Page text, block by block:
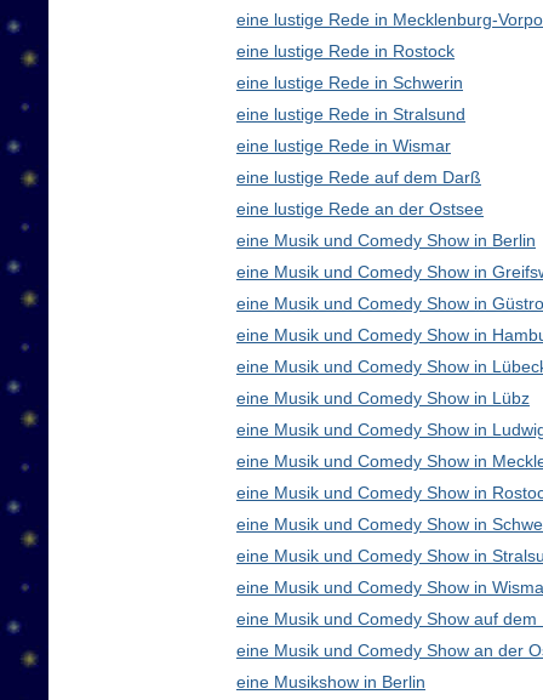
eine lustige Rede in Mecklenburg-
eine lustige Rede in Rostock
eine lustige Rede in Schwerin
eine lustige Rede in Stralsund
eine lustige Rede in Wismar
eine lustige Rede auf dem Darß
eine lustige Rede an der Ostsee
eine Musik und Comedy Show in Berlin
eine Musik und Comedy Show in
eine Musik und Comedy Show in
eine Musik und Comedy Show in
eine Musik und Comedy Show in
eine Musik und Comedy Show in Lübz
eine Musik und Comedy Show in
eine Musik und Comedy Show in
eine Musik und Comedy Show in
eine Musik und Comedy Show in
eine Musik und Comedy Show in
eine Musik und Comedy Show in
eine Musik und Comedy Show auf dem
eine Musik und Comedy Show an der
eine Musikshow in Berlin